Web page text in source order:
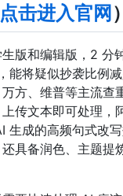
点击进入官网 ）
生版和编辑版，2 分
能将疑似抄袭比例
方、维普等主流查
传文本即可处理，
生成的高频句式改
具备润色、主题提